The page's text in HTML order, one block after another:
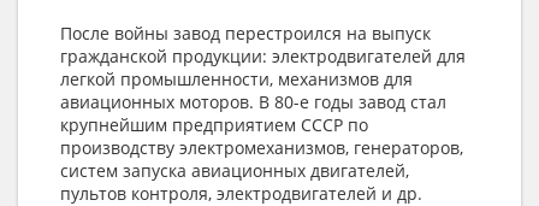
После войны завод перестроился на выпуск
гражданской продукции: электродвигателей для
легкой промышленности, механизмов для
авиационных моторов. В 80-е годы завод стал
крупнейшим предприятием СССР по
производству электромеханизмов, генераторов,
систем запуска авиационных двигателей,
пультов контроля, электродвигателей и др.